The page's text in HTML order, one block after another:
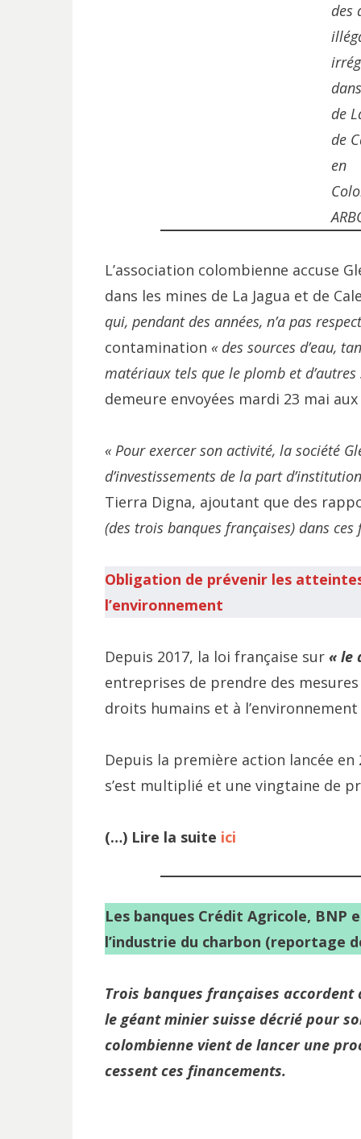
des
de
de
en
L’association colombienne accuse
dans les mines de La Jagua et de
qui, pendant des années, n’a pas
contamination « des sources d’eau,
matériaux tels que le plomb et d’autres
demeure envoyées mardi 23 mai
« Pour exercer son activité, la société
d’investissements de la part
Tierra Digna, ajoutant que des
(des trois banques françaises) dans
Obligation de prévenir les
l’environnement
Depuis 2017, la loi française sur « le
entreprises de prendre des
droits humains et à
Depuis la première action lancée
s’est multiplié et une vingtaine de
(…) Lire la suite ici
Les banques Crédit Agricole, BNP
l’industrie du charbon (reportage
Trois banques françaises
le géant minier suisse décrié pour
colombienne vient de lancer une
cessent ces financements.